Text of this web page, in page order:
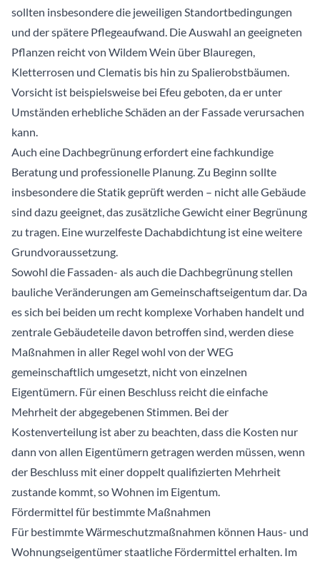
sollten insbesondere die jeweiligen Standortbedingungen
und der spätere Pflegeaufwand. Die Auswahl an geeigneten
Pflanzen reicht von Wildem Wein über Blauregen,
Kletterrosen und Clematis bis hin zu Spalierobstbäumen.
Vorsicht ist beispielsweise bei Efeu geboten, da er unter
Umständen erhebliche Schäden an der Fassade verursachen
kann.
Auch eine Dachbegrünung erfordert eine fachkundige
Beratung und professionelle Planung. Zu Beginn sollte
insbesondere die Statik geprüft werden – nicht alle Gebäude
sind dazu geeignet, das zusätzliche Gewicht einer Begrünung
zu tragen. Eine wurzelfeste Dachabdichtung ist eine weitere
Grundvoraussetzung.
Sowohl die Fassaden- als auch die Dachbegrünung stellen
bauliche Veränderungen am Gemeinschaftseigentum dar. Da
es sich bei beiden um recht komplexe Vorhaben handelt und
zentrale Gebäudeteile davon betroffen sind, werden diese
Maßnahmen in aller Regel wohl von der WEG
gemeinschaftlich umgesetzt, nicht von einzelnen
Eigentümern. Für einen Beschluss reicht die einfache
Mehrheit der abgegebenen Stimmen. Bei der
Kostenverteilung ist aber zu beachten, dass die Kosten nur
dann von allen Eigentümern getragen werden müssen, wenn
der Beschluss mit einer doppelt qualifizierten Mehrheit
zustande kommt, so Wohnen im Eigentum.
Fördermittel für bestimmte Maßnahmen
Für bestimmte Wärmeschutzmaßnahmen können Haus- und
Wohnungseigentümer staatliche Fördermittel erhalten. Im